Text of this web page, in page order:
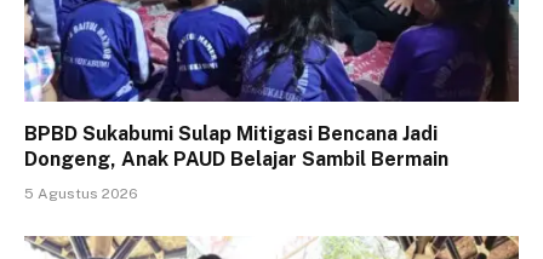
BPBD Sukabumi Sulap Mitigasi Bencana Jadi
Dongeng, Anak PAUD Belajar Sambil Bermain
5 Agustus 2026